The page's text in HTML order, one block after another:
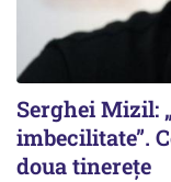
Serghei Mizil:
imbecilitate”.
doua tinerețe